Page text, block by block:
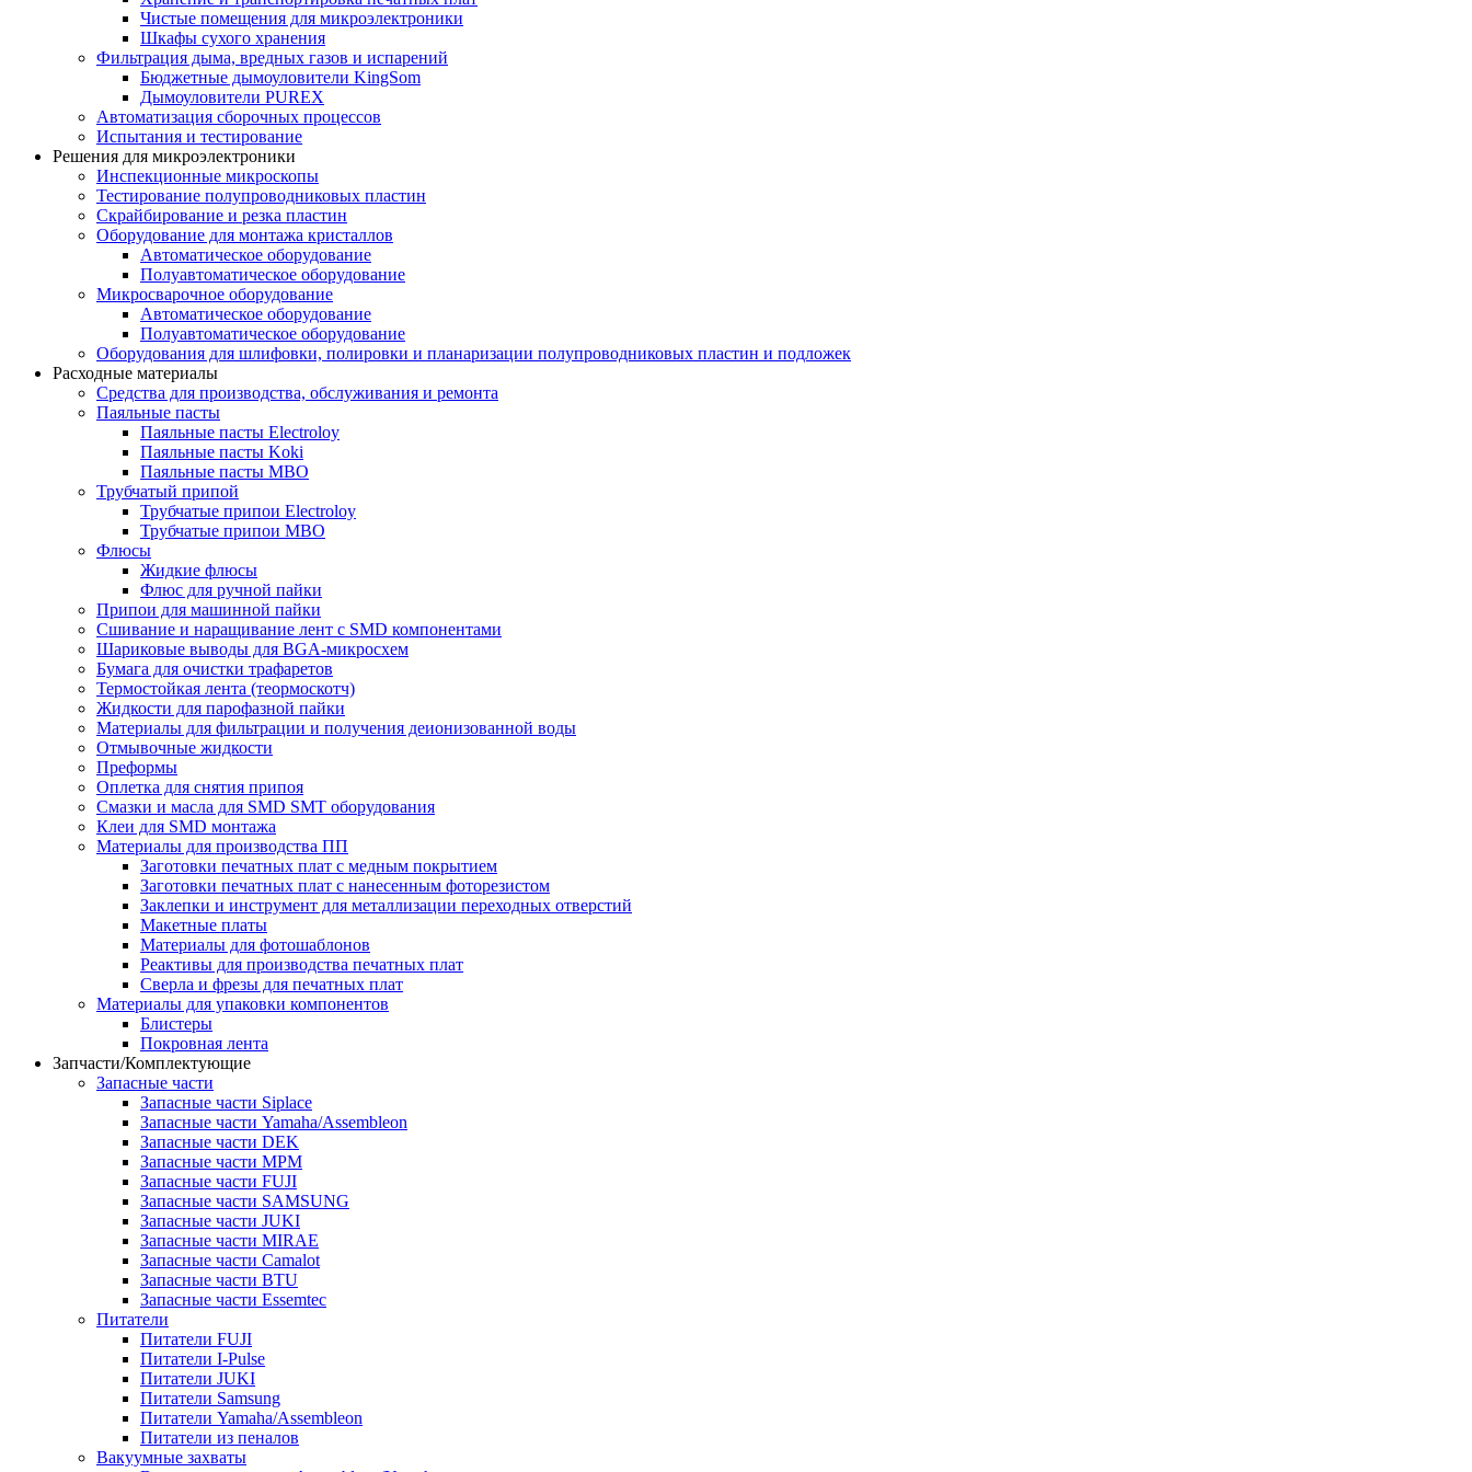
Чистые помещения для микроэлектроники
Шкафы сухого хранения
Фильтрация дыма, вредных газов и испарений
Бюджетные дымоуловители KingSom
Дымоуловители PUREX
Автоматизация сборочных процессов
Испытания и тестирование
Решения для микроэлектроники
Инспекционные микроскопы
Тестирование полупроводниковых пластин
Скрайбирование и резка пластин
Оборудование для монтажа кристаллов
Автоматическое оборудование
Полуавтоматическое оборудование
Микросварочное оборудование
Автоматическое оборудование
Полуавтоматическое оборудование
Оборудования для шлифовки, полировки и планаризации полупроводниковых пластин и подложек
Расходные материалы
Средства для производства, обслуживания и ремонта
Паяльные пасты
Паяльные пасты Electroloy
Паяльные пасты Koki
Паяльные пасты MBO
Трубчатый припой
Трубчатые припои Electroloy
Трубчатые припои MBO
Флюсы
Жидкие флюсы
Флюс для ручной пайки
Припои для машинной пайки
Сшивание и наращивание лент с SMD компонентами
Шариковые выводы для BGA-микросхем
Бумага для очистки трафаретов
Термостойкая лента (теормоскотч)
Жидкости для парофазной пайки
Материалы для фильтрации и получения деионизованной воды
Отмывочные жидкости
Преформы
Оплетка для снятия припоя
Смазки и масла для SMD SMT оборудования
Клеи для SMD монтажа
Материалы для производства ПП
Заготовки печатных плат с медным покрытием
Заготовки печатных плат с нанесенным фоторезистом
Заклепки и инструмент для металлизации переходных отверстий
Макетные платы
Материалы для фотошаблонов
Реактивы для производства печатных плат
Сверла и фрезы для печатных плат
Материалы для упаковки компонентов
Блистеры
Покровная лента
Запчасти/Комплектующие
Запасные части
Запасные части Siplace
Запасные части Yamaha/Assembleon
Запасные части DEK
Запасные части MPM
Запасные части FUJI
Запасные части SAMSUNG
Запасные части JUKI
Запасные части MIRAE
Запасные части Camalot
Запасные части BTU
Запасные части Essemtec
Питатели
Питатели FUJI
Питатели I-Pulse
Питатели JUKI
Питатели Samsung
Питатели Yamaha/Assembleon
Питатели из пеналов
Вакуумные захваты